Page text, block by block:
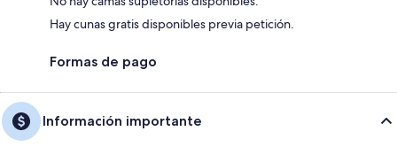
Hay cunas gratis disponibles previa petición.
Formas de pago
Información importante